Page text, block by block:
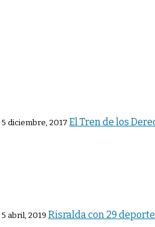
5 diciembre, 2017 El Tren de los
5 abril, 2019 Risralda con 29